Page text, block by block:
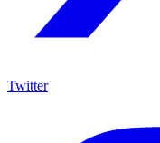
Twitter